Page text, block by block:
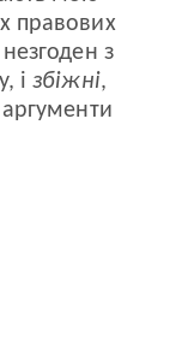
правових
з
ізбіжні,